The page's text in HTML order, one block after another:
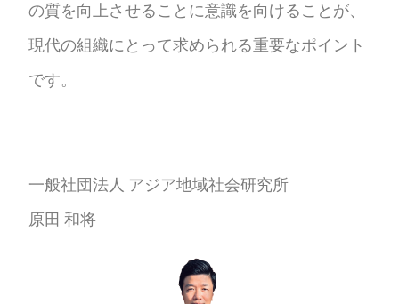
の質を向上させることに意識を向けることが、
現代の組織にとって求められる重要なポイント
です。
一般社団法人 アジア地域社会研究所
原田 和将